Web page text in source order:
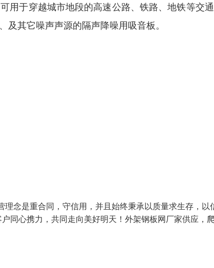
用于穿越城市地段的高速公路、铁路、地铁等交
其它噪声声源的隔声降噪用吸音板。
念是重合同，守信用，并且始终秉承以质量求生存，以
同心携力，共同走向美好明天！外架钢板网厂家供应，